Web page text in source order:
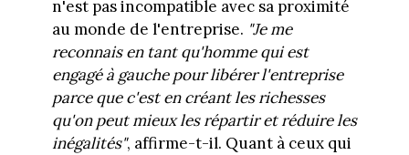
n'est pas incompatible avec sa proximité
au monde de l'entreprise. "Je me
reconnais en tant qu'homme qui est
engagé à gauche pour libérer l'entreprise
parce que c'est en créant les richesses
qu'on peut mieux les répartir et réduire les
inégalités", affirme-t-il. Quant à ceux qui